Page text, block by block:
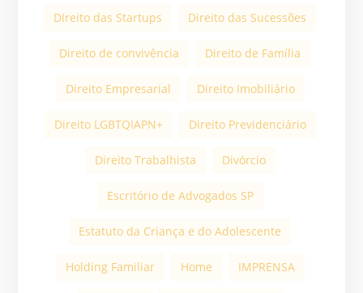
DIreito das Startups Direito das Sucessões
Direito de convivência Direito de Família
Direito Empresarial Direito Imobiliário
Direito LGBTQIAPN+ Direito Previdenciário
Direito Trabalhista Divórcio
Escritório de Advogados SP
Estatuto da Criança e do Adolescente
Holding Familiar Home IMPRENSA